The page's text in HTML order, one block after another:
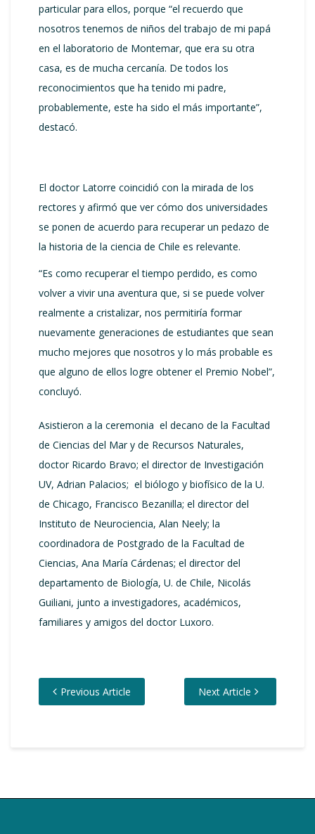
particular para ellos, porque “el recuerdo que
nosotros tenemos de niños del trabajo de mi papá
en el laboratorio de Montemar, que era su otra
casa, es de mucha cercanía. De todos los
reconocimientos que ha tenido mi padre,
probablemente, este ha sido el más importante”,
destacó.
El doctor Latorre coincidió con la mirada de los
rectores y afirmó que ver cómo dos universidades
se ponen de acuerdo para recuperar un pedazo de
la historia de la ciencia de Chile es relevante.
“Es como recuperar el tiempo perdido, es como
volver a vivir una aventura que, si se puede volver
realmente a cristalizar, nos permitiría formar
nuevamente generaciones de estudiantes que sean
mucho mejores que nosotros y lo más probable es
que alguno de ellos logre obtener el Premio Nobel”,
concluyó.
Asistieron a la ceremonia el decano de la Facultad
de Ciencias del Mar y de Recursos Naturales,
doctor Ricardo Bravo; el director de Investigación
UV, Adrian Palacios; el biólogo y biofísico de la U.
de Chicago, Francisco Bezanilla; el director del
Instituto de Neurociencia, Alan Neely; la
coordinadora de Postgrado de la Facultad de
Ciencias, Ana María Cárdenas; el director del
departamento de Biología, U. de Chile, Nicolás
Guiliani, junto a investigadores, académicos,
familiares y amigos del doctor Luxoro.
Previous Article Next Article